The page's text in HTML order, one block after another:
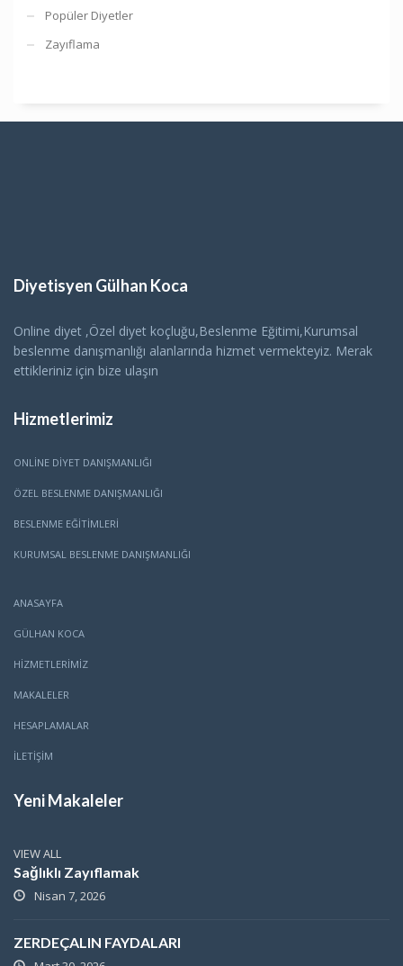
Popüler Diyetler
Zayıflama
Diyetisyen Gülhan Koca
Online diyet ,Özel diyet koçluğu,Beslenme Eğitimi,Kurumsal
beslenme danışmanlığı alanlarında hizmet vermekteyiz. Merak
ettikleriniz için bize ulaşın
Hizmetlerimiz
ONLINE DIYET DANIŞMANLIĞI
ÖZEL BESLENME DANIŞMANLIĞI
BESLENME EĞITIMLERI
KURUMSAL BESLENME DANIŞMANLIĞI
ANASAYFA
GÜLHAN KOCA
HİZMETLERİMİZ
MAKALELER
HESAPLAMALAR
İLETİŞİM
Yeni Makaleler
VIEW ALL
Sağlıklı Zayıflamak
Nisan 7, 2026
ZERDEÇALIN FAYDALARI